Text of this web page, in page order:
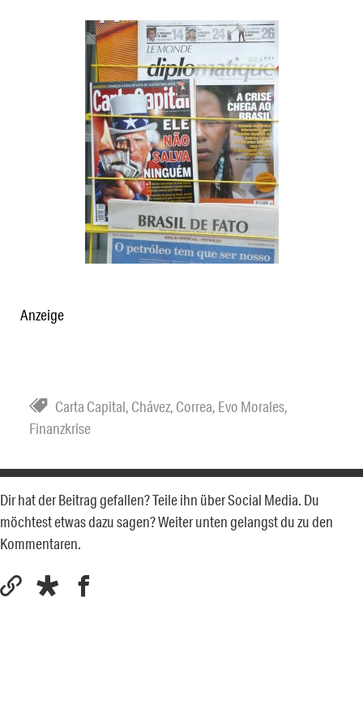
Anzeige
Carta Capital, Chávez, Correa, Evo Morales,
Finanzkrise
Dir hat der Beitrag gefallen? Teile ihn über Social Media. Du
möchtest etwas dazu sagen? Weiter unten gelangst du zu den
Kommentaren.